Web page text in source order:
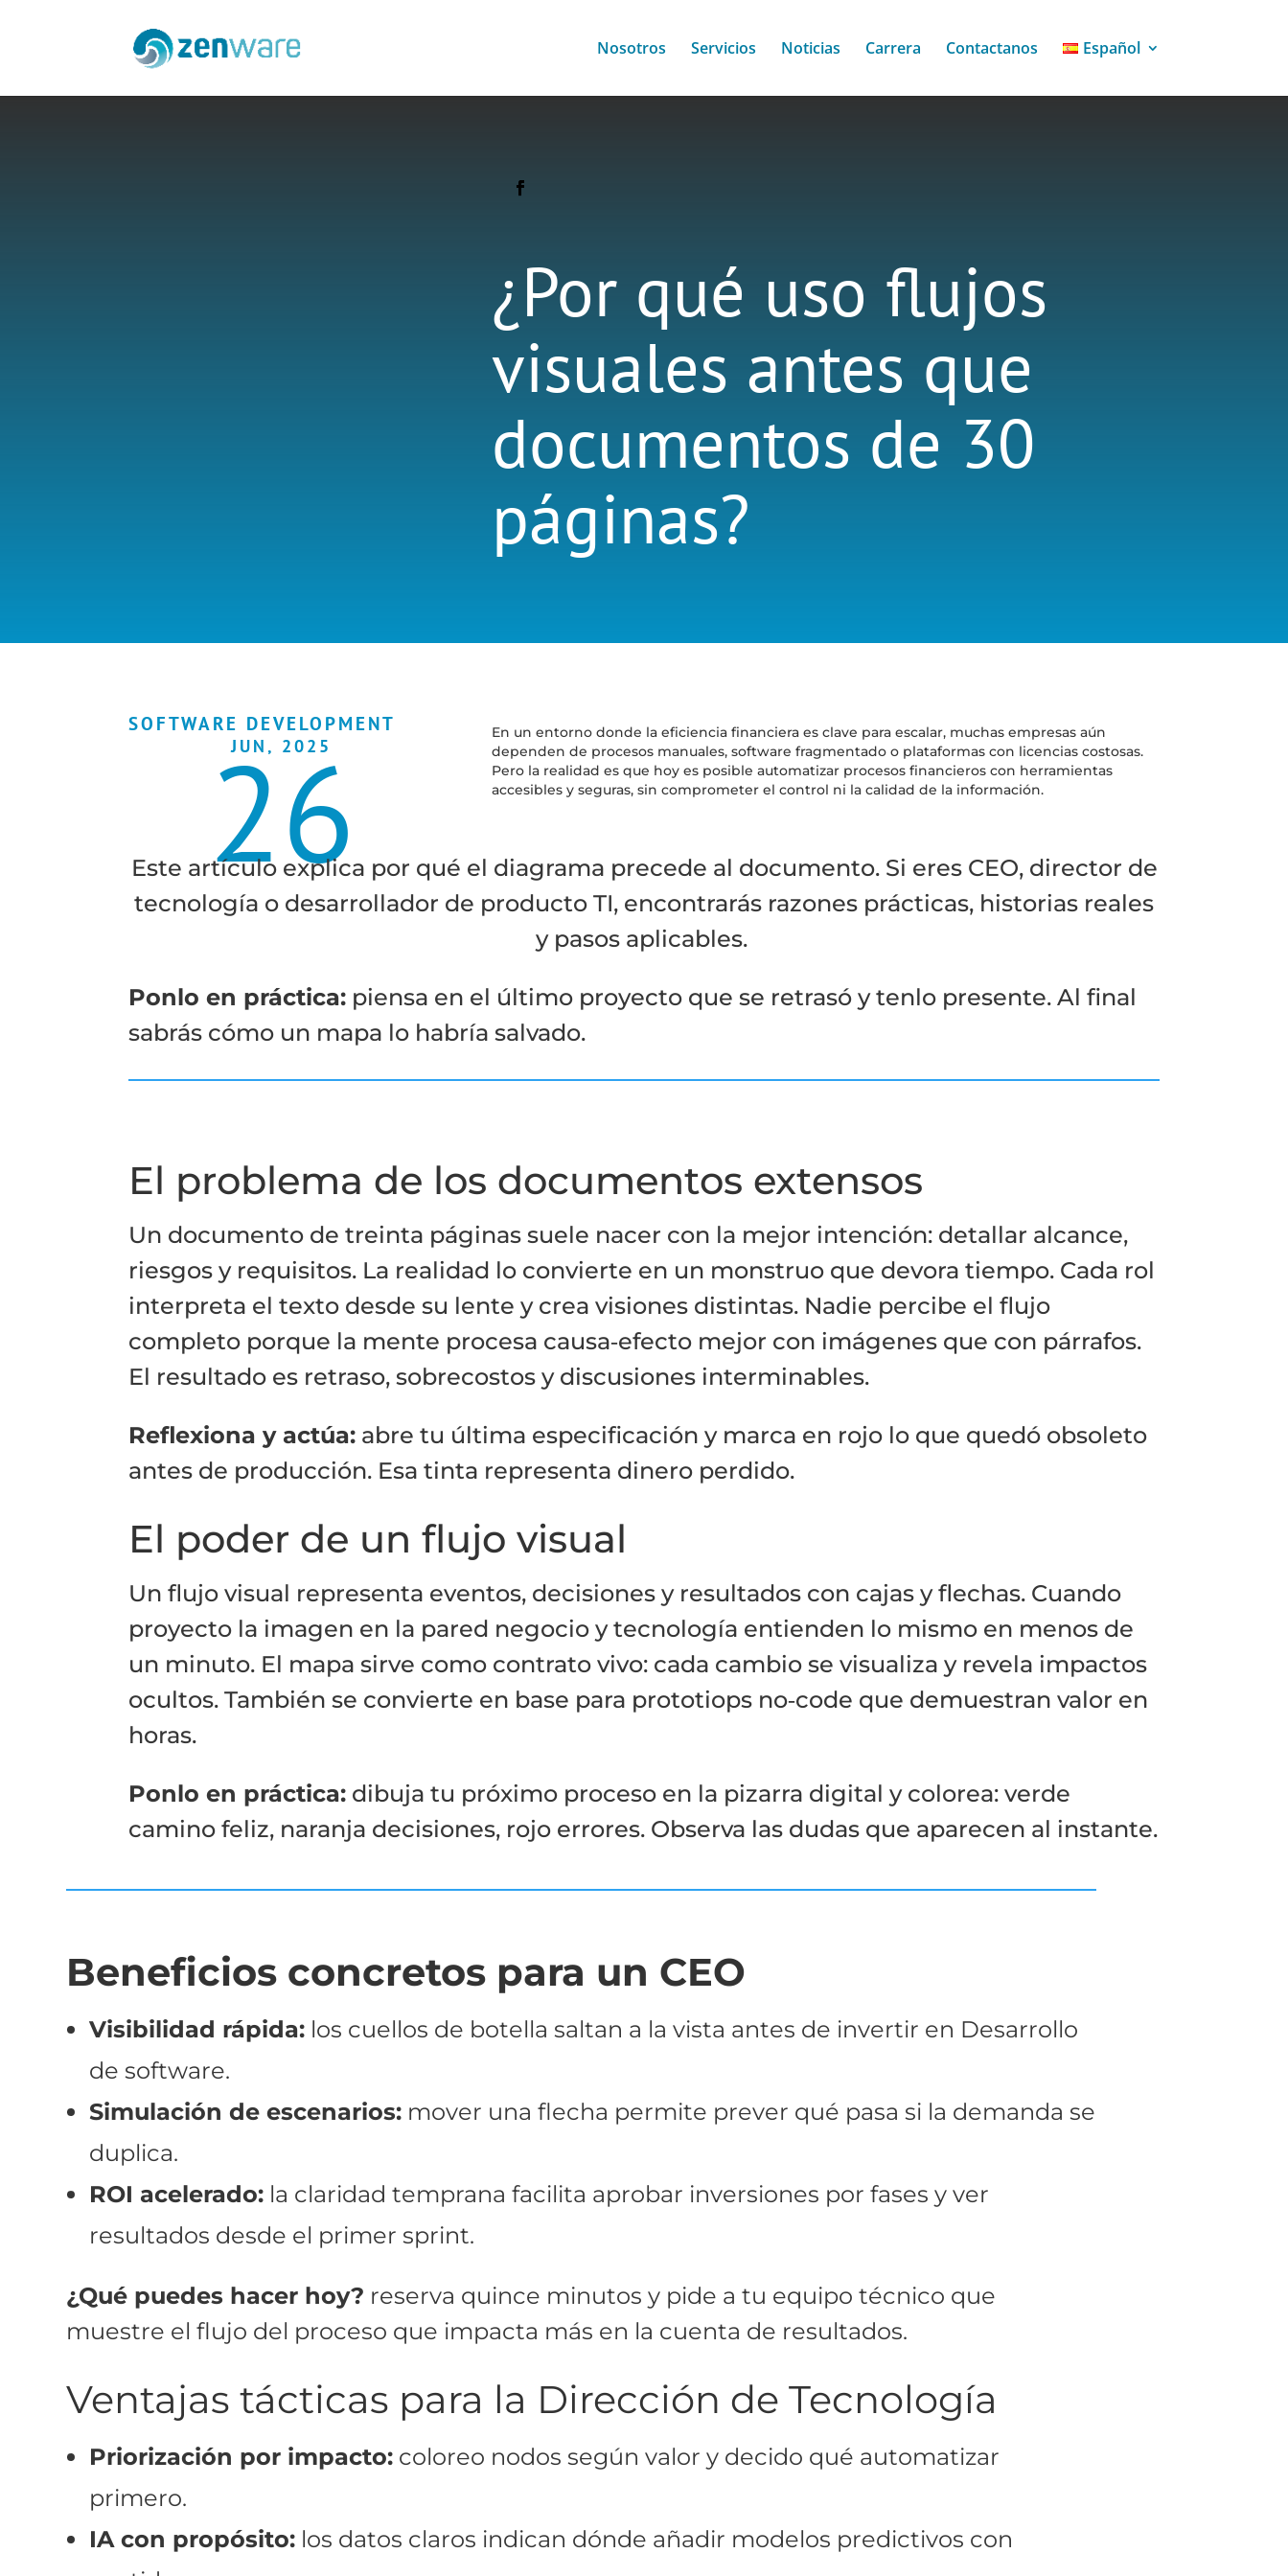
Nosotros Servicios Noticias Carrera Contactanos Español
¿Por qué uso flujos
visuales antes que
documentos de 30
páginas?
SOFTWARE DEVELOPMENT
26
JUN, 2025
En un entorno donde la eficiencia financiera es clave para escalar, muchas empresas aún
dependen de procesos manuales, software fragmentado o plataformas con licencias costosas.
Pero la realidad es que hoy es posible automatizar procesos financieros con herramientas
accesibles y seguras, sin comprometer el control ni la calidad de la información.
Este artículo explica por qué el diagrama precede al documento. Si eres CEO, director de
tecnología o desarrollador de producto TI, encontrarás razones prácticas, historias reales
y pasos aplicables.
Ponlo en práctica: piensa en el último proyecto que se retrasó y tenlo presente. Al final
sabrás cómo un mapa lo habría salvado.
El problema de los documentos extensos
Un documento de treinta páginas suele nacer con la mejor intención: detallar alcance,
riesgos y requisitos. La realidad lo convierte en un monstruo que devora tiempo. Cada rol
interpreta el texto desde su lente y crea visiones distintas. Nadie percibe el flujo
completo porque la mente procesa causa‑efecto mejor con imágenes que con párrafos.
El resultado es retraso, sobrecostos y discusiones interminables.
Reflexiona y actúa: abre tu última especificación y marca en rojo lo que quedó obsoleto
antes de producción. Esa tinta representa dinero perdido.
El poder de un flujo visual
Un flujo visual representa eventos, decisiones y resultados con cajas y flechas. Cuando
proyecto la imagen en la pared negocio y tecnología entienden lo mismo en menos de
un minuto. El mapa sirve como contrato vivo: cada cambio se visualiza y revela impactos
ocultos. También se convierte en base para prototiops no‑code que demuestran valor en
horas.
Ponlo en práctica: dibuja tu próximo proceso en la pizarra digital y colorea: verde
camino feliz, naranja decisiones, rojo errores. Observa las dudas que aparecen al instante.
Beneficios concretos para un CEO
Visibilidad rápida:los cuellos de botella saltan a la vista antes de invertir en Desarrollo
de software.
Simulación de escenarios:mover una flecha permite prever qué pasa si la demanda se
duplica.
ROI acelerado:la claridad temprana facilita aprobar inversiones por fases y ver
resultados desde el primer sprint.
¿Qué puedes hacer hoy? reserva quince minutos y pide a tu equipo técnico que
muestre el flujo del proceso que impacta más en la cuenta de resultados.
Ventajas tácticas para la Dirección de Tecnología
Priorización por impacto:coloreo nodos según valor y decido qué automatizar
primero.
IA con propósito:los datos claros indican dónde añadir modelos predictivos con